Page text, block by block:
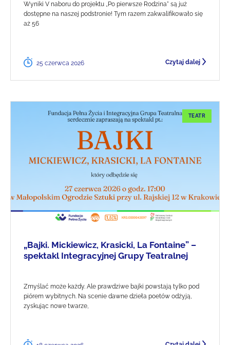
Wyniki V naboru do projektu „Po pierwsze Rodzina" są już
dostępne na naszej podstronie! Tym razem zakwalifikowało się
aż 56
25 czerwca 2026 Czytaj dalej
TEATR
„Bajki. Mickiewicz, Krasicki, La Fontaine” –
spektakl Integracyjnej Grupy Teatralnej
Zmyślać może każdy. Ale prawdziwe bajki powstają tylko pod
piórem wybitnych. Na scenie dawne dzieła poetów odżyją,
zyskując nowe twarze,